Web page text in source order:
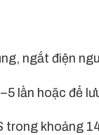
ngắt điện
lần hoặc để
trong khoảng